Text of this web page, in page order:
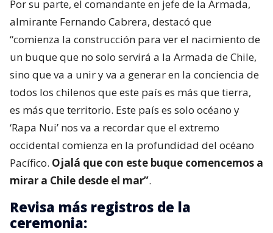
Por su parte, el comandante en jefe de la Armada,
almirante Fernando Cabrera, destacó que
“comienza la construcción para ver el nacimiento de
un buque que no solo servirá a la Armada de Chile,
sino que va a unir y va a generar en la conciencia de
todos los chilenos que este país es más que tierra,
es más que territorio. Este país es solo océano y
‘Rapa Nui’ nos va a recordar que el extremo
occidental comienza en la profundidad del océano
Pacífico. Ojalá que con este buque comencemos a
mirar a Chile desde el mar”.
Revisa más registros de la
ceremonia: